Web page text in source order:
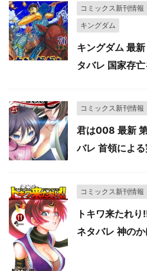
コミックス新刊情報
キングダム
キングダム 最
タバレ 国家存
コミックス新刊情報
君は008 最新
バレ 首領によ
コミックス新刊情報
トキワ来たれ
ネタバレ 神の